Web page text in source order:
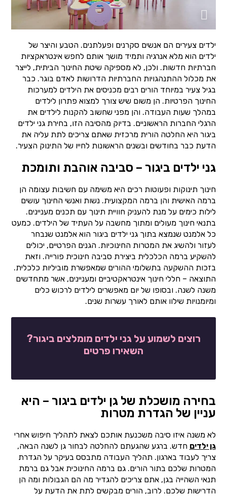
ילדים צעירים הם אנשים סקרנים ופעלתנים. הטבע והיצר של
ילדים הוא מלא אנרגיה ותמיד מושך אותם לחפש אינטראקציות
חברתיות חדשות. ולכן, לא מספיקה שיטת החינוך הביתית, לייצר
את מכלול ההתנהגויות החברתיות הדרושות לאדם בוגר. כבר
בגיל צעיר במיוחד הורים רבים מכניסים את הילדים למערכות
החינוך הפרטיות. הן משום שיש צורך למצוא פתרון לילדים
במהלך שעות העבודה. והן מפני שחשוב להקנות לילדים את
הרגלי החברות הראשוניים. בדיוק מהסיבה הזו, בחירת גני ילדים
ביגור היא החלטה הורית מרכזית שאתם צריכים לתת עליה את
הדעת כבר בחודשים ובשנים הראשונות לחייו של התינוק הצעיר.
גני ילדים ביגור – סביבה אוהבת ותומכת
חינוך תינוקות ופעוטות רכים היא משימה עם חשיבות עצומה הן
ברמה האישית והן ברמה המקצועית. נשות ואנשי החינוך עושים
לילות כימים על מנת להעניק חוויית תינוך עם תכנים מעניינים.
בתנאי חינוך מעולים ומתוך מחשבה על העתיד של הילדים. כמעט
כל אלמנט שנמצא בתוך גני ילדים ביגור הוא אלמנט שנבחר
לעזור ולהשיג את המטרות החינוכיות. הגנים הפרטיים, יכולים
להשקיע ברמה הכלכלית ביצירת סביבה חינוכית פורייה. וזאת
בזכות ההשקעה בתשלומי ההורים שמאפשרת מוביליות כלכלית.
התוצאה – חללי חינוך אינטראקטיביים ומעניינים, אשר מתחדשים
משנה לשנה. ובסופו של יום מאפשרים לילדים לרכוש כלים
ומיומנויות שילוו אותם לאורך עשרות שנים.
רוצים לשמוע על גני ילדים מומלצים ביגור?
השאירו פרטים
בחירה מושכלת של גן ילדים ביגור – היא
עניין של הגדרת מטרות
לא משנה איזו סיבה משכנעת אותכם לצאת לתהליך חיפוש אחרי
גן ילדים חדש. ברגע שהגעתם להחלטה לבחור גן לשנה הבאה,
צריך לעבוד בארגון. תהליך העבודה מתבסס בעיקר על הגדרת
המטרות שלכם בתור הורים. גם ברמה החינוכית אבל גם ברמת
תנאי השהייה בגן, אתם צריכים להגדיר מה הם הגבולות ומה הן
הדרישות שלכם. לרוב, הורים מבקשים לתת את הדעת על